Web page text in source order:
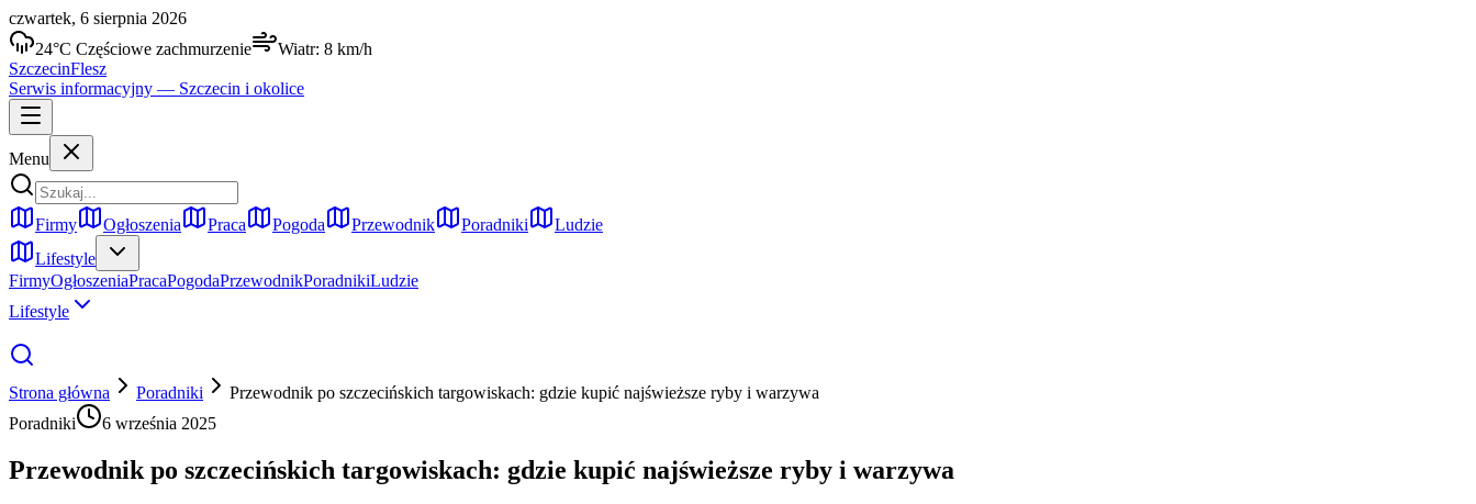
czwartek, 6 sierpnia 2026
24°C Częściowe zachmurzenie Wiatr: 8 km/h
SzczecinFlesz
Serwis informacyjny — Szczecin i okolice
Menu
Firmy Ogłoszenia Praca Pogoda Przewodnik Poradniki
Ludzie
Lifestyle
FirmyOgłoszeniaPracaPogodaPrzewodnikPoradnikiLudzie
Lifestyle
Strona główna Poradniki
Przewodnik po szczecińskich targowiskach: gdzie kupić najświeższe ryby i warzywa
Poradniki
6 września 2025
Przewodnik po szczecińskich targowiskach: gdzie kupić najświeższe ryby i warzywa